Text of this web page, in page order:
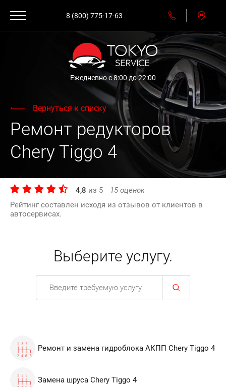
8 (800) 775-17-63
Ежедневно с 8:00 до 22:00
Вернуться к списку
Ремонт редукторов
Chery Tiggo 4
4,8 из 5 15оценок
Рейтинг составлен исходя из отзывов от клиентов в
автосервисах.
Выберите услугу.
Ремонт и замена гидроблока АКПП Chery Tiggo 4
Замена шруса Chery Tiggo 4